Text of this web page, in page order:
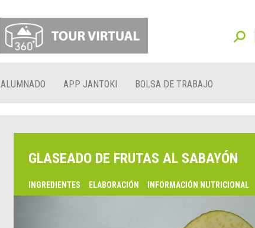
ALUMNADO APP JANTOKI BOLSA DE TRABAJO
GLASEADO DE FRUTAS AL SABAYÓN
INGREDIENTES ELABORACIÓN INFORMACIÓN NUTRICIONAL